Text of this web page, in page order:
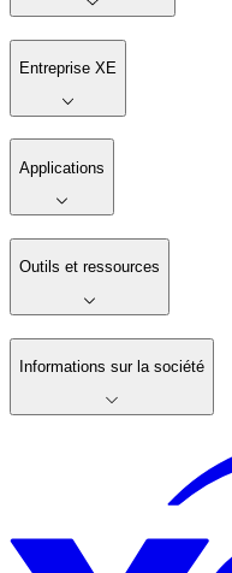
Entreprise XE
Applications
Outils et ressources
Informations sur la société